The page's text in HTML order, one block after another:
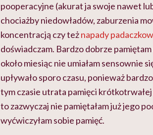
pooperacyjne (akurat ja swoje nawet
chociażby niedowładów, zaburzenia
koncentracją czy teżnapady
doświadczam. Bardzo dobrze
około miesiąc nie umiałam sensownie
upływało sporo czasu, ponieważ
tym czasie utrata pamięci
to zazwyczaj nie pamiętałam już jego
wyćwiczyłam sobie pamięć.